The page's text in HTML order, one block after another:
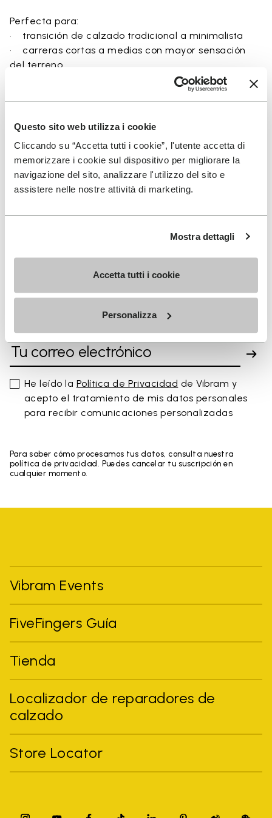
Questo sito web utilizza i cookie
Cliccando su “Accetta tutti i cookie”, l'utente accetta di
memorizzare i cookie sul dispositivo per migliorare la
navigazione del sito, analizzare l'utilizzo del sito e
assistere nelle nostre attività di marketing.
Mostra dettagli
Accetta tutti i cookie
Personalizza
Perfecta para:
• transición de calzado tradicional a minimalista
• carreras cortas a medias con mayor sensación
del terreno
• exploración del running natural a través del
• comodidad ligera y transpirable para el día a día
Detalles
FAQs
SUSCRÍBETE Y NO TE PIERDAS NUESTRAS NOVEDADES
He leído la Política de Privacidad de Vibram y
acepto el tratamiento de mis datos personales
para recibir comunicaciones personalizadas
Para saber cómo procesamos tus datos, consulta nuestra
política de privacidad. Puedes cancelar tu suscripción en
cualquier momento.
Vibram Events
FiveFingers Guía
Tienda
Localizador de reparadores de
calzado
Store Locator